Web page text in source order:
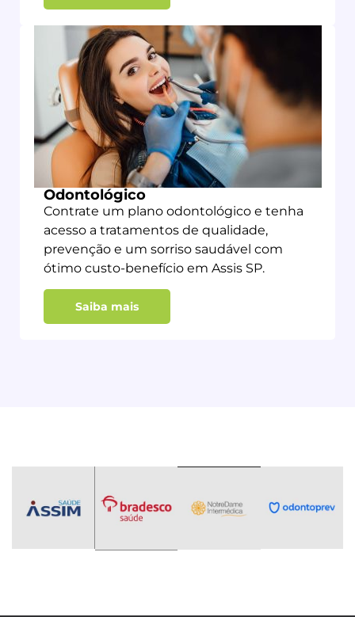
Odontológico
Contrate um plano odontológico e tenha
acesso a tratamentos de qualidade,
prevenção e um sorriso saudável com
ótimo custo-benefício em Assis SP.
Saiba mais